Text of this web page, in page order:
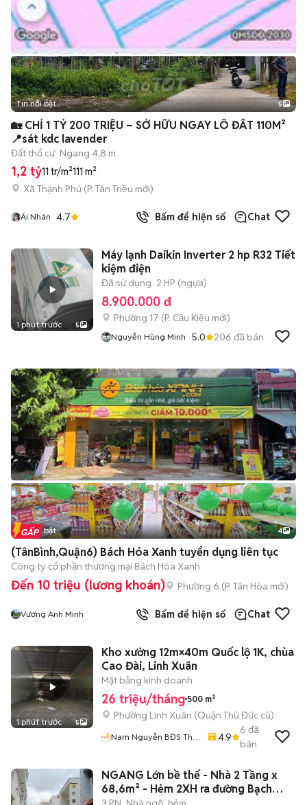
Tin nổi bật 5
🏡 CHỈ 1 TỶ 200 TRIỆU – SỞ HỮU NGAY LÔ ĐẤT 110M²
📍sát kdc lavender
Đất thổ cư Ngang 4,8 m
1,2 tỷ11 tr/m²111 m²
Xã Thạnh Phú (P. Tân Triều mới)
Ái Nhân 4.7 Bấm để hiện số Chat
1 phút trước 5
Máy lạnh Daikin Inverter 2 hp R32 Tiết
kiệm điện
Đã sử dụng 2 HP (ngựa)
8.900.000 đ
Phường 17 (P. Cầu Kiệu mới)
Nguyễn Hùng Minh 5.0 206 đã bán
Tin nổi bật 4
(TânBình,Quận6) Bách Hóa Xanh tuyển dụng liên tục
Công ty cổ phần thương mại Bách Hóa Xanh
Đến 10 triệu (lương khoán) Phường 6 (P. Tân Hòa mới)
Vương Anh Minh Bấm để hiện số Chat
1 phút trước 5
Kho xưởng 12m×40m Quốc lộ 1K, chùa
Cao Đài, Linh Xuân
Mặt bằng kinh doanh
26 triệu/tháng 500 m²
Phường Linh Xuân (Quận Thủ Đức cũ)
Nam Nguyễn BĐS Thủ
4.9
6 đã
bán
NGANG Lớn bề thế - Nhà 2 Tầng x
68,6m² - Hẻm 2XH ra đường Bạch